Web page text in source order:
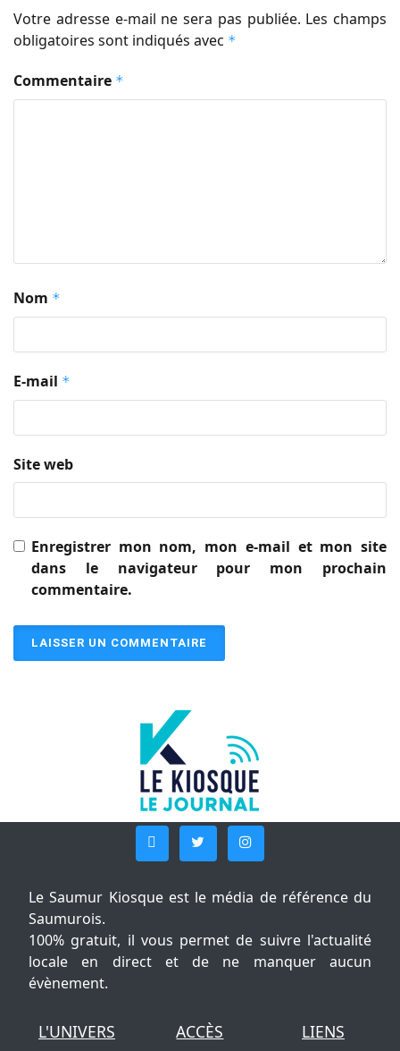
Votre adresse e-mail ne sera pas publiée. Les champs
obligatoires sont indiqués avec *
Commentaire *
Nom *
E-mail *
Site web
Enregistrer mon nom, mon e-mail et mon site
dans le navigateur pour mon prochain
commentaire.
Le Saumur Kiosque est le média de référence du
Saumurois.
100% gratuit, il vous permet de suivre l'actualité
locale en direct et de ne manquer aucun
évènement.
L'UNIVERS
ACCÈS
LIENS